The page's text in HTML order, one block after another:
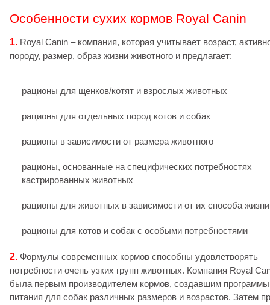
Особенности сухих кормов Royal Canin
1. Royal Canin – компания, которая учитывает возраст,
породу, размер, образ жизни животного и предлагает:
рационы для щенков/котят и взрослых животных
рационы для отдельных пород котов и собак
рационы в зависимости от размера животного
рационы, основанные на специфических потребностях
кастрированных животных
рационы для животных в зависимости от их способа жизни
рационы для котов и собак с особыми потребностями
2. Формулы современных кормов способны удовлетворять
потребности очень узких групп животных. Компания Royal
была первым производителем кормов, создавшим программы
питания для собак различных размеров и возрастов. Затем